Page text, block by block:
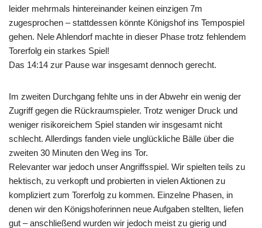
leider mehrmals hintereinander keinen einzigen 7m
zugesprochen – stattdessen könnte Königshof ins Tempospiel
gehen. Nele Ahlendorf machte in dieser Phase trotz fehlendem
Torerfolg ein starkes Spiel!
Das 14:14 zur Pause war insgesamt dennoch gerecht.
Im zweiten Durchgang fehlte uns in der Abwehr ein wenig der
Zugriff gegen die Rückraumspieler. Trotz weniger Druck und
weniger risikoreichem Spiel standen wir insgesamt nicht
schlecht. Allerdings fanden viele unglückliche Bälle über die
zweiten 30 Minuten den Weg ins Tor.
Relevanter war jedoch unser Angriffsspiel. Wir spielten teils zu
hektisch, zu verkopft und probierten in vielen Aktionen zu
kompliziert zum Torerfolg zu kommen. Einzelne Phasen, in
denen wir den Königshoferinnen neue Aufgaben stellten, liefen
gut – anschließend wurden wir jedoch meist zu gierig und